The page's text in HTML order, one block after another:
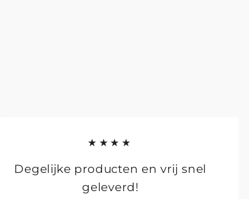
★★★★
Degelijke producten en vrij snel
geleverd!